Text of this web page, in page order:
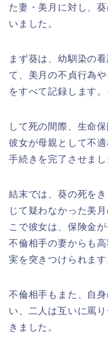
た妻・美月に対し、
いました。
まず葵は、幼馴染の
て、美月の不貞行為
をすべて記録します。
して死の間際、生命
彼女が母親として不
手続きを完了させまし
結末では、葵の死を
じて疑わなかった美
こで彼女は、保険金
不倫相手の妻からも
実を突きつけられます
不倫相手もまた、自
い、二人は互いに罵
きました。